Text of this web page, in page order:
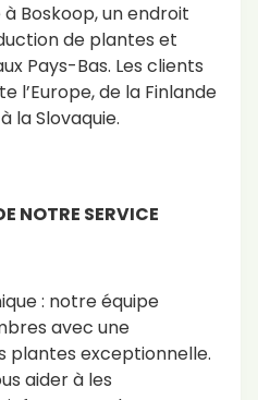
Boskoop, un endroit
de plantes et
Pays-Bas. Les clients
l’Europe, de la Finlande
la Slovaquie.
NOTRE SERVICE
: notre équipe
avec une
plantes exceptionnelle.
aider à les